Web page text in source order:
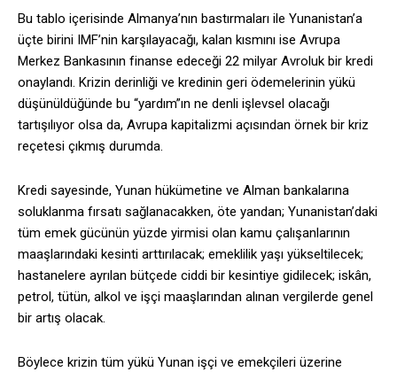
Bu tablo içerisinde Almanya’nın bastırmaları ile Yunanistan’a
üçte birini IMF’nin karşılayacağı, kalan kısmını ise Avrupa
Merkez Bankasının finanse edeceği 22 milyar Avroluk bir kredi
onaylandı. Krizin derinliği ve kredinin geri ödemelerinin yükü
düşünüldüğünde bu “yardım”ın ne denli işlevsel olacağı
tartışılıyor olsa da, Avrupa kapitalizmi açısından örnek bir kriz
reçetesi çıkmış durumda.
Kredi sayesinde, Yunan hükümetine ve Alman bankalarına
soluklanma fırsatı sağlanacakken, öte yandan; Yunanistan’daki
tüm emek gücünün yüzde yirmisi olan kamu çalışanlarının
maaşlarındaki kesinti arttırılacak; emeklilik yaşı yükseltilecek;
hastanelere ayrılan bütçede ciddi bir kesintiye gidilecek; iskân,
petrol, tütün, alkol ve işçi maaşlarından alınan vergilerde genel
bir artış olacak.
Böylece krizin tüm yükü Yunan işçi ve emekçileri üzerine